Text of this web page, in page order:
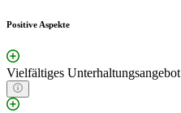
Positive Aspekte
Vielfältiges Unterhaltungsangebot